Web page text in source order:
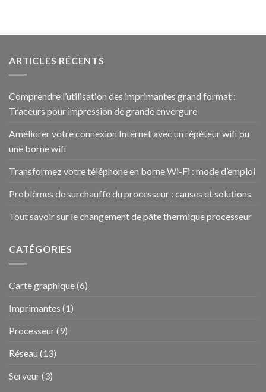
ARTICLES RÉCENTS
Comprendre l’utilisation des imprimantes grand format :
Traceurs pour impression de grande envergure
Améliorer votre connexion Internet avec un répéteur wifi ou
une borne wifi
Transformez votre téléphone en borne Wi-Fi : mode d’emploi
Problèmes de surchauffe du processeur : causes et solutions
Tout savoir sur le changement de pâte thermique processeur
CATÉGORIES
Carte graphique(6)
Imprimantes (1)
Processeur(9)
Réseau (13)
Serveur(3)